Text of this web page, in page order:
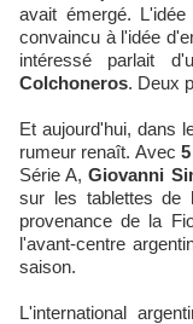
avait émergé.
convaincu à l'idée
intéressé parlait
Colchoneros. Deux
Et aujourd'hui, dans
rumeur renaît. Avec
Série A,Giovanni
sur les tablettes de
provenance de la
l'avant-centre
saison.
L'international